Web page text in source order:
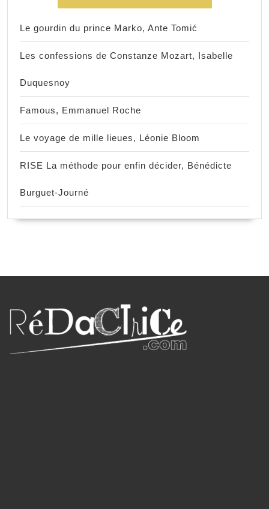
Le gourdin du prince Marko, Ante Tomić
Les confessions de Constanze Mozart, Isabelle
Duquesnoy
Famous, Emmanuel Roche
Le voyage de mille lieues, Léonie Bloom
RISE La méthode pour enfin décider, Bénédicte
Burguet-Journé